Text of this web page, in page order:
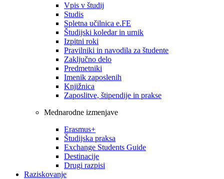
Vpis v študij
Studis
Spletna učilnica e.FE
Študijski koledar in urnik
Izpitni roki
Pravilniki in navodila za študente
Zaključno delo
Predmetniki
Imenik zaposlenih
Knjižnica
Zaposlitve, štipendije in prakse
Mednarodne izmenjave
Erasmus+
Študijska praksa
Exchange Students Guide
Destinacije
Drugi razpisi
Raziskovanje